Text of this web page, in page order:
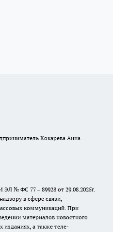
Кокарева Анна
№ ФС 77 – 89928 от 29.08.2025г.
в сфере связи,
коммуникаций. При
материалов новостного
изданиях, а также теле-